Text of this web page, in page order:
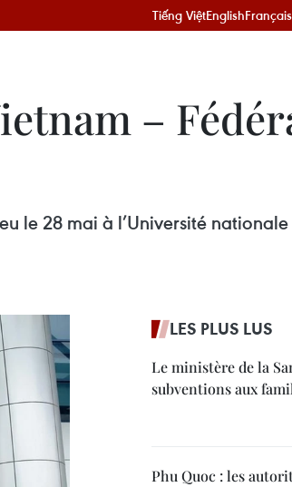
Tiếng ViệtEnglishFrançais
–
le 28 mai à l’Université
LES PLUS LUS
Le ministère de la
subventions aux
Phu Quoc : les